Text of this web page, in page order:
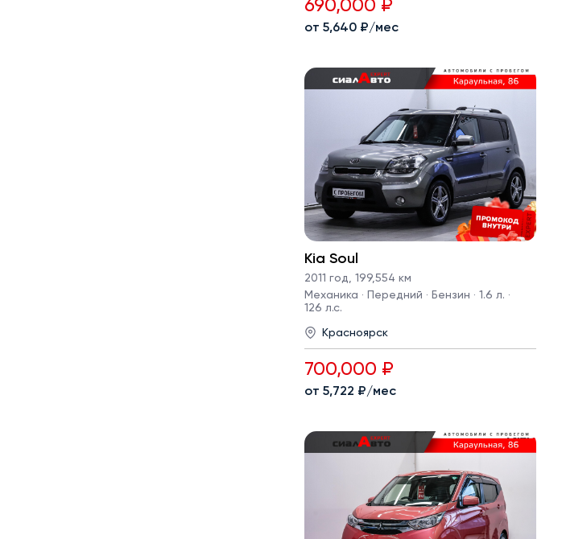
690,000 ₽
от 5,640 ₽/мес
Kia Soul
2011 год, 199,554 км
Механика · Передний · Бензин · 1.6 л. ·
126 л.с.
Красноярск
700,000 ₽
от 5,722 ₽/мес